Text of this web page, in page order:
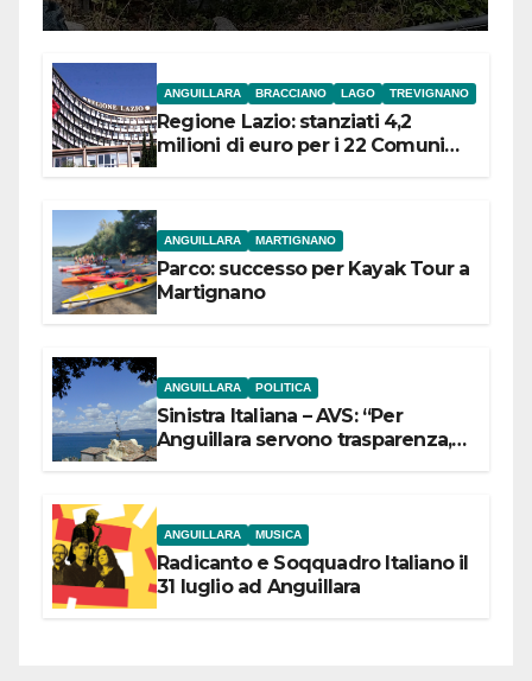
ANGUILLARA BRACCIANO LAGO TREVIGNANO
Regione Lazio: stanziati 4,2
milioni di euro per i 22 Comuni
ANGUILLARA MARTIGNANO
Parco: successo per Kayak Tour a
Martignano
ANGUILLARA POLITICA
Sinistra Italiana – AVS: “Per
Anguillara servono trasparenza,
ANGUILLARA MUSICA
Radicanto e Soqquadro Italiano il
31 luglio ad Anguillara